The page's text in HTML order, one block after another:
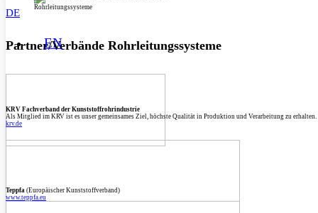
DE
EN
Rohrleitungssysteme
Partner/­Verbände Rohrleitungssysteme
KRV Fachverband der Kunststoffrohrindustrie
Als Mitglied im KRV ist es unser gemeinsames Ziel, höchste Qualität in Produktion und Verarbeitung zu erhalten.
krv.de
Teppfa (Europäischer Kunststoffverband)
www.teppfa.eu